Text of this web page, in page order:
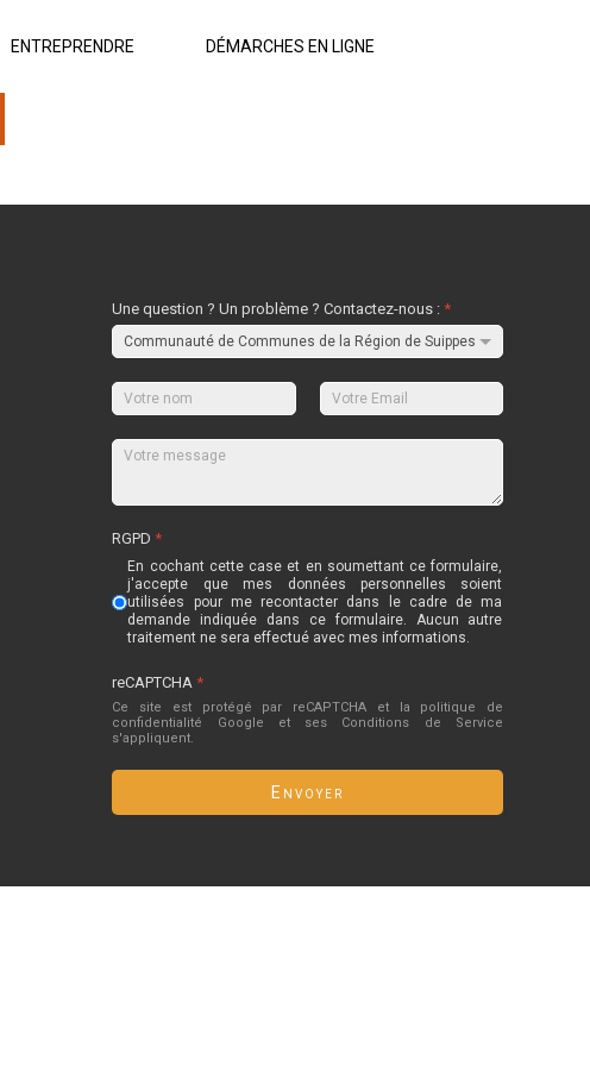
ENTREPRENDRE DÉMARCHES EN LIGNE
Une question ? Un problème ? Contactez-nous :*
RGPD*
En cochant cette case et en soumettant ce formulaire,
j'accepte que mes données personnelles soient
utilisées pour me recontacter dans le cadre de ma
demande indiquée dans ce formulaire. Aucun autre
traitement ne sera effectué avec mes informations.
reCAPTCHA*
Ce site est protégé par reCAPTCHA et la politique de
confidentialité
Google et ses Conditions de Service
s'appliquent.
Envoyer